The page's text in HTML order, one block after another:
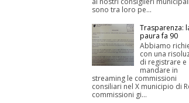
sono tra loro pe...
Trasparenza:
paura fa 90
Abbiamo
con una
di registrare e
mandare in
streaming le commissioni
consiliari nel X municipio di
commissioni gi...